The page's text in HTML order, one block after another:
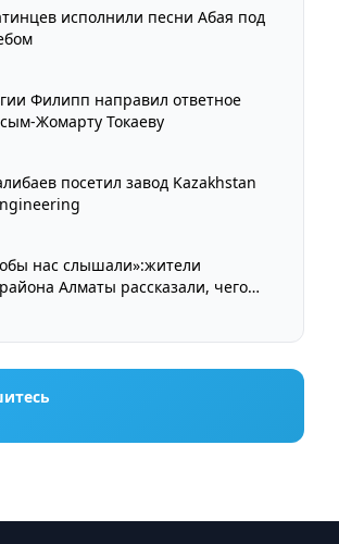
исполнили песни Абая под
Филипп направил ответное
Жомарту Токаеву
посетил завод Kazakhstan
нас слышали»:жители
Алматы рассказали, чего
депутатов Курултая